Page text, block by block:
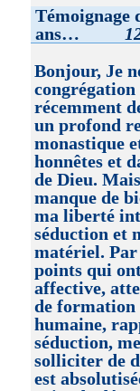
Témoignage
ans…
Bonjour, Je
récemment
un profond
monastique
honnêtes et
de Dieu.
manque de
ma liberté
séduction et
matériel. Par
points qui
affective,
de formation
humaine,
séduction,
solliciter de
est